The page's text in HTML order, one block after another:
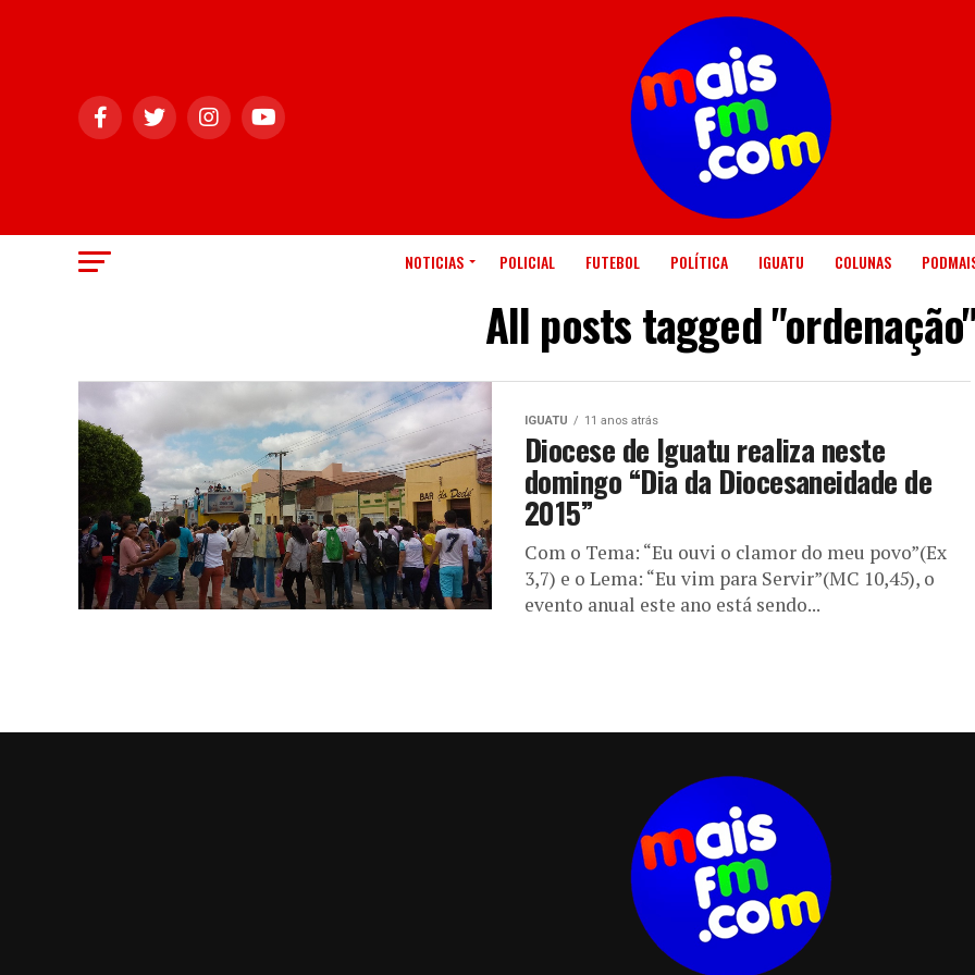
NOTICIAS POLICIAL FUTEBOL POLÍTICA IGUATU COLUNAS
All posts tagged
IGUATU 11 anos atrás
Diocese de Iguatu realiza neste
domingo “Dia da Diocesaneidade de
2015”
Com o Tema: “Eu ouvi o clamor do meu povo”(Ex
3,7) e o Lema: “Eu vim para Servir”(MC 10,45), o
evento anual este ano está sendo...